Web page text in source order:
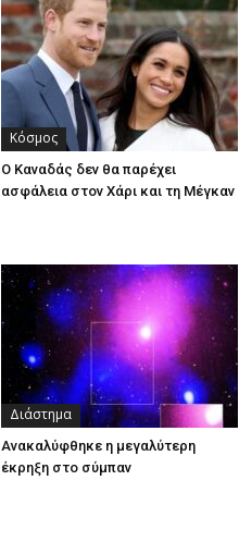
Κόσμος
Ο Καναδάς δεν θα παρέχει
ασφάλεια στον Χάρι και τη Μέγκαν
Διάστημα
Ανακαλύφθηκε η μεγαλύτερη
έκρηξη στο σύμπαν